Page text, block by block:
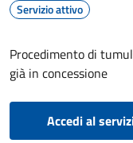
Servizio attivo
Procedimento di
già in concessione
Accedi al